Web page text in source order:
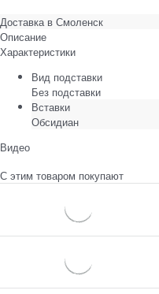
Доставка в Смоленск
Описание
Характеристики
Вид подставки
Без подставки
Вставки
Обсидиан
Видео
С этим товаром покупают